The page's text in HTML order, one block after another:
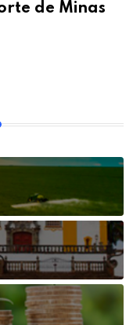
de Minas